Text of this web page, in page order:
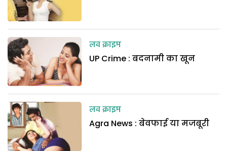
लव क्राइम
UP Crime : बदनामी का खून
लव क्राइम
Agra News : बेवफाई या मजबूरी